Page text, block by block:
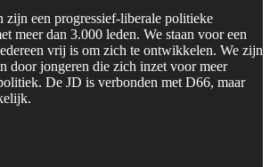
zijn een progressief-liberale politieke
meer dan 3.000 leden. We staan voor een
vrij is om zich te ontwikkelen. We zijn
door jongeren die zich inzet voor meer
De JD is verbonden met D66, maar